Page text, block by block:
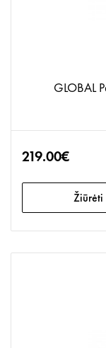
GLOBAL
219.00€
Žiūrėti